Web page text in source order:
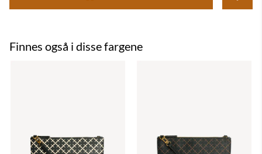
Finnes også i disse fargene